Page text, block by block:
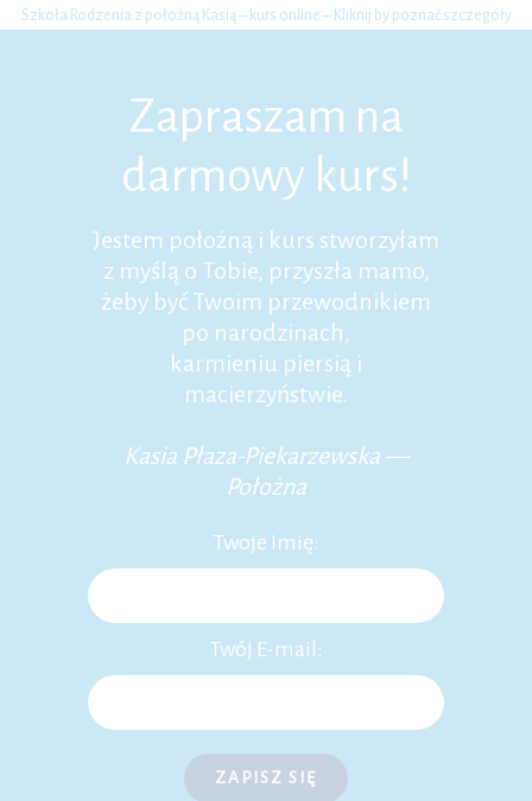
Szkoła Rodzenia z położną Kasią – kurs online – Kliknij by poznać szczegóły
Zapraszam na
darmowy kurs!
Jestem położną i kurs stworzyłam
z myślą o Tobie, przyszła mamo,
żeby być Twoim przewodnikiem
po narodzinach,
karmieniu piersią i
macierzyństwie.
Kasia Płaza-Piekarzewska —
Położna
Twoje Imię:
Twój E-mail:
ZAPISZ SIĘ